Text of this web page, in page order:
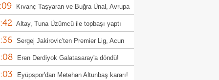
Kıvanç Taşyaran ve Buğra Ünal, Avrupa
finale yükseldi
Altay, Tuna Üzümcü ile topbaşı yaptı
Sergej Jakirovic'ten Premier Lig, Acun
ve Türkiye açıklaması!
Eren Derdiyok Galatasaray'a döndü!
Eyüpspor'dan Metehan Altunbaş kararı!